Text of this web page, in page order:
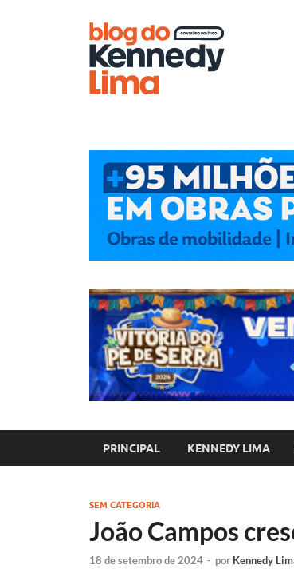
PRINCIPAL KENNEDY LIMA
SEM CATEGORIA
João Campos
18 de setembro de 2024 - por Kennedy